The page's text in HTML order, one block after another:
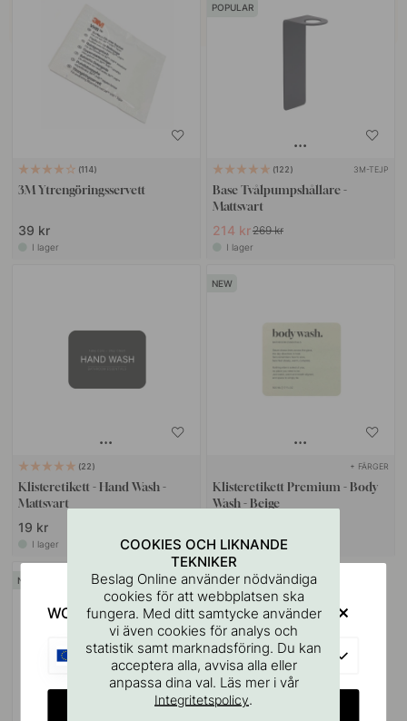
114
3M Ytrengöringsservett
39 kr
I lager
POPULAR
122 3M-TEJP
Base Tvålpumpshållare -
Mattsvart
214 kr269 kr
I lager
22
Klisteretikett - Hand Wash -
Mattsvart
19 kr
I lager
+ FÄRGER
Klisteretikett Premium - Body
Wash - Beige
I lager
COOKIES OCH LIKNANDE
TEKNIKER
Beslag Online använder nödvändiga
cookies för att webbplatsen ska
fungera. Med ditt samtycke använder
vi även cookies för analys och
statistik samt marknadsföring. Du kan
acceptera alla, avvisa alla eller
anpassa dina val. Läs mer i vår
Integritetspolicy.
WOULD YOU RATHER VISIT?
EU
CHANGE COUNTRY